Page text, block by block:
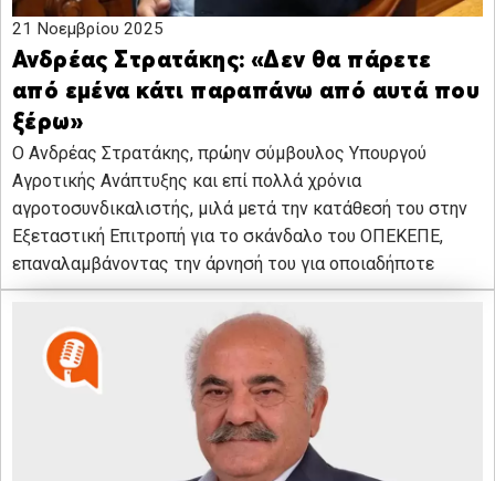
21 Νοεμβρίου 2025
Ανδρέας Στρατάκης: «Δεν θα πάρετε
από εμένα κάτι παραπάνω από αυτά που
ξέρω»
Ο Ανδρέας Στρατάκης, πρώην σύμβουλος Υπουργού
Αγροτικής Ανάπτυξης και επί πολλά χρόνια
αγροτοσυνδικαλιστής, μιλά μετά την κατάθεσή του στην
Εξεταστική Επιτροπή για το σκάνδαλο του ΟΠΕΚΕΠΕ,
επαναλαμβάνοντας την άρνησή του για οποιαδήποτε